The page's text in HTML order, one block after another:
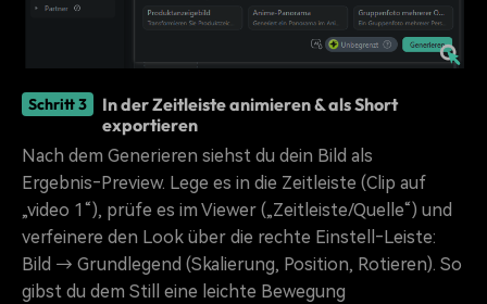
Schritt 3
In der Zeitleiste animieren & als Short
exportieren
Nach dem Generieren siehst du dein Bild als
Ergebnis‑Preview. Lege es in die Zeitleiste (Clip auf
„video 1“), prüfe es im Viewer („Zeitleiste/Quelle“) und
verfeinere den Look über die rechte Einstell‑Leiste:
Bild → Grundlegend (Skalierung, Position, Rotieren). So
gibst du dem Still eine leichte Bewegung